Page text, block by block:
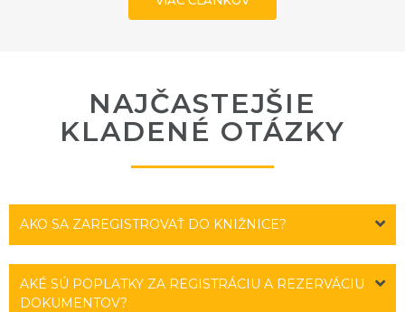
NAJČASTEJŠIE
KLADENÉ OTÁZKY
AKO SA ZAREGISTROVAŤ DO KNIŽNICE?
AKÉ SÚ POPLATKY ZA REGISTRÁCIU A REZERVÁCIU
DOKUMENTOV?